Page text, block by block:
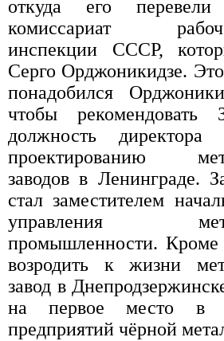
откуда его
комиссариат рабоче-
инспекции СССР,
Серго Орджоникидзе.
понадобился
чтобы рекомендовать
должность директора
проектированию
заводов в Ленинграде.
стал заместителем
управления
промышленности. Кроме
возродить к жизни
завод в
на первое место в
предприятий чёрной